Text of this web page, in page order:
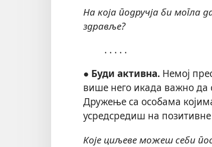
На која подручја би
здравље?
․․․․․
● Буди активна. Немој
више него икада важно да
Дружење са особама
усредсредиш на
Које циљеве можеш себи